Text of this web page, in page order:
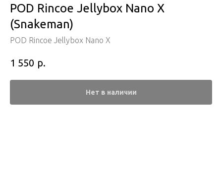
POD Rincoe Jellybox Nano X
(Snakeman)
POD Rincoe Jellybox Nano X
1 550 р.
Нет в наличии